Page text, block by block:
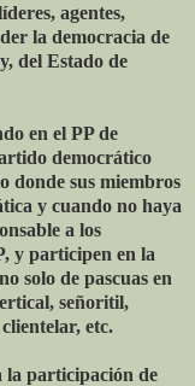
agentes,
la democracia de
del Estado de
en el PP de
democrático
donde sus miembros
y cuando no haya
a los
y participen en la
solo de pascuas en
señoritil,
etc.
la participación de